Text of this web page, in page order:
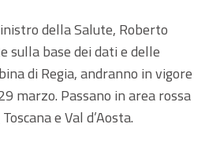
della Salute, Roberto
sulla base dei dati e delle
di Regia, andranno in vigore
marzo. Passano in area rossa
e Val d’Aosta.